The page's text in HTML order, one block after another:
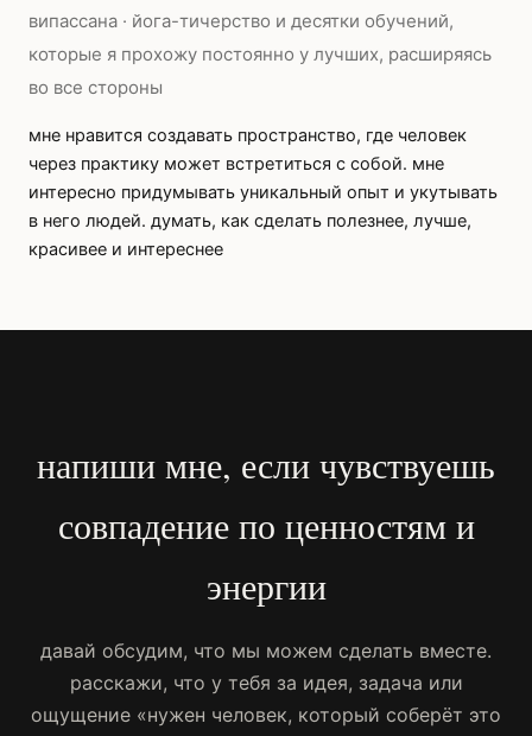
випассана · йога-тичерство и десятки обучений,
которые я прохожу постоянно у лучших, расширяясь
во все стороны
мне нравится создавать пространство, где человек
через практику может встретиться с собой. мне
интересно придумывать уникальный опыт и укутывать
в него людей. думать, как сделать полезнее, лучше,
красивее и интереснее
напиши мне, если чувствуешь
совпадение по ценностям и
энергии
давай обсудим, что мы можем сделать вместе.
расскажи, что у тебя за идея, задача или
ощущение «нужен человек, который соберёт это